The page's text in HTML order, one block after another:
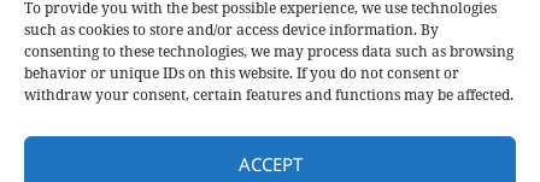
To provide you with the best possible experience, we use technologies
such as cookies to store and/or access device information. By
consenting to these technologies, we may process data such as browsing
behavior or unique IDs on this website. If you do not consent or
withdraw your consent, certain features and functions may be affected.
ACCEPT
also auszureichen, um die frühe
Emotionsverarbeitung bei Babys zu beeinflussen.
https://www.biorxiv.org/content/10.1101/827626v1